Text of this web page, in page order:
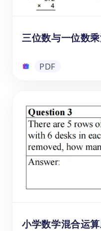
三位数与一位数
PDF
点击即可免费下载
册。该乘法练习题
生，包含多种类型
常生活场景，旨在
和实践技能。
小学数学混合运